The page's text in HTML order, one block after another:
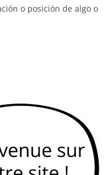
o posición de algo o